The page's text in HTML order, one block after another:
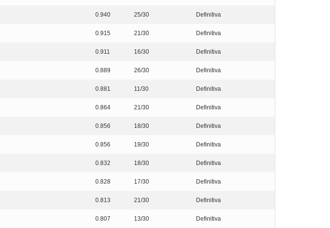
0.940 25/30 Definitiva
0.915 21/30 Definitiva
0.911 16/30 Definitiva
0.889 26/30 Definitiva
0.881 11/30 Definitiva
0.864 21/30 Definitiva
0.856 18/30 Definitiva
0.856 19/30 Definitiva
0.832 18/30 Definitiva
0.828 17/30 Definitiva
0.813 21/30 Definitiva
0.807 13/30 Definitiva